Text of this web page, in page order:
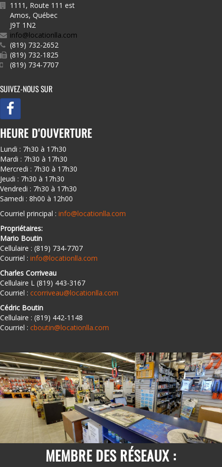
1111, Route 111 est
Amos, Québec
J9T 1N2
info@locationlla.com
(819) 732-2652
(819) 732-1825
(819) 734-7707
SUIVEZ-NOUS SUR
HEURE D'OUVERTURE
Lundi : 7h30 à 17h30
Mardi : 7h30 à 17h30
Mercredi : 7h30 à 17h30
Jeudi : 7h30 à 17h30
Vendredi : 7h30 à 17h30
Samedi : 8h00 à 12h00
Courriel principal : info@locationlla.com
Propriétaires:
Mario Boutin
Cellulaire : (819) 734-7707
Courriel : info@locationlla.com
Charles Corriveau
Cellulaire L (819) 443-3167
Courriel : ccorriveau@locationlla.com
Cédric Boutin
Cellulaire : (819) 442-1148
Courriel : cboutin@locationlla.com
MEMBRE DES RÉSEAUX :